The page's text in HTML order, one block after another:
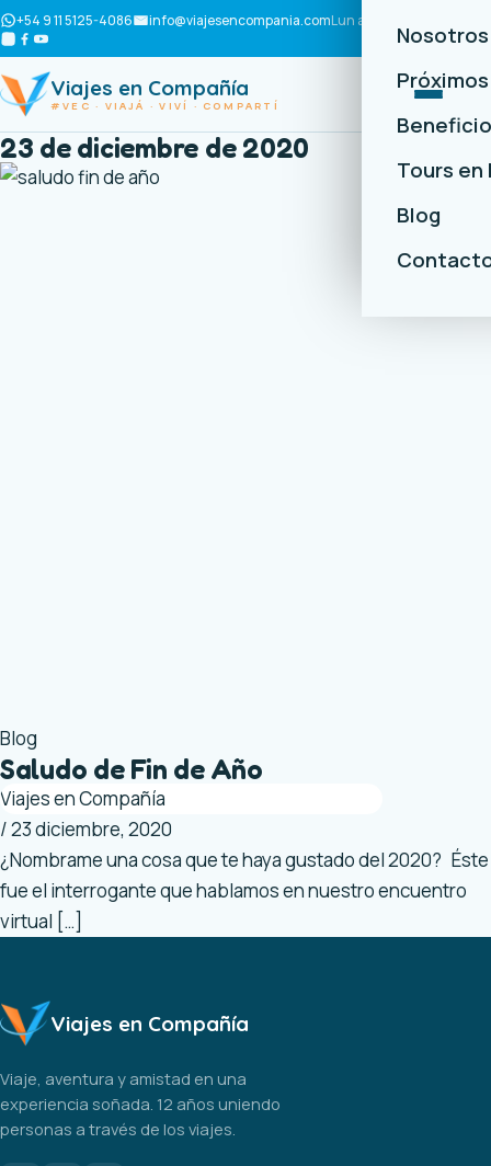
+54 9 11 5125-4086 info@viajesencompania.comLun a Vie · 10 a 18 h
Viajes en Compañía
#VEC · VIAJÁ · VIVÍ · COMPARTÍ
Nosotros
Tours en
Blog
23 de diciembre de 2020
Blog
Saludo de Fin de Año
Viajes en Compañía
/23 diciembre, 2020
¿Nombrame una cosa que te haya gustado del 2020? Éste
fue el interrogante que hablamos en nuestro encuentro
virtual […]
Viajes en Compañía
Viaje, aventura y amistad en una
experiencia soñada. 12 años uniendo
personas a través de los viajes.